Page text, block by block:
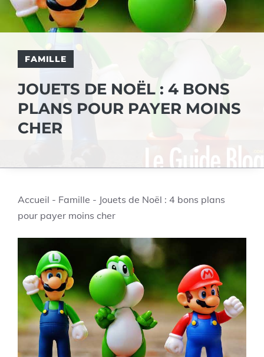
FAMILLE
JOUETS DE NOËL : 4 BONS
PLANS POUR PAYER MOINS
CHER
Accueil - Famille - Jouets de Noël : 4 bons plans
pour payer moins cher